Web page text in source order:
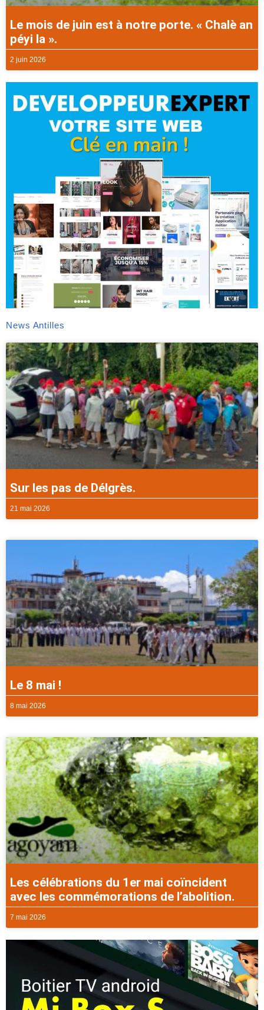
Le mois de juin est à notre porte. « Chalè an
péyi la ».
2 juin 2026
News Antilles
Sur les pas de Délgrès.
21 mai 2026
Le 8 mai !
8 mai 2026
Les célébrations du 1er mai coïncident
avec les commémorations de l’abolition.
7 mai 2026